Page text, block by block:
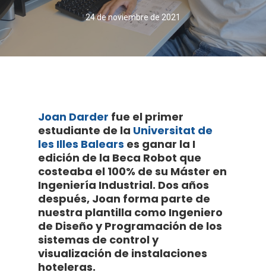
24 de noviembre de 2021
Joan Darder fue el primer
estudiante de la Universitat de
les Illes Balears es ganar la I
edición de la Beca Robot que
costeaba el 100% de su Máster en
Ingeniería Industrial. Dos años
después, Joan forma parte de
nuestra plantilla como Ingeniero
de Diseño y Programación de los
sistemas de control y
visualización de instalaciones
hoteleras.